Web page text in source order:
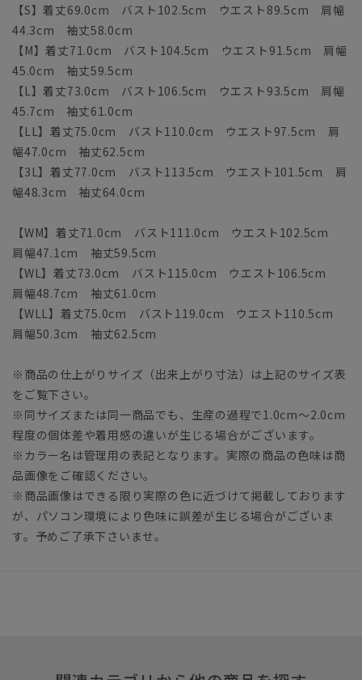
【S】着丈69.0cm バスト102.5cm ウエスト89.5cm 肩幅
44.3cm 袖丈58.0cm
【M】着丈71.0cm バスト104.5cm ウエスト91.5cm 肩幅
45.0cm 袖丈59.5cm
【L】着丈73.0cm バスト106.5cm ウエスト93.5cm 肩幅
45.7cm 袖丈61.0cm
【LL】着丈75.0cm バスト110.0cm ウエスト97.5cm 肩
幅47.0cm 袖丈62.5cm
【3L】着丈77.0cm バスト113.5cm ウエスト101.5cm 肩
幅48.3cm 袖丈64.0cm
【WM】着丈71.0cm バスト111.0cm ウエスト102.5cm
肩幅47.1cm 袖丈59.5cm
【WL】着丈73.0cm バスト115.0cm ウエスト106.5cm
肩幅48.7cm 袖丈61.0cm
【WLL】着丈75.0cm バスト119.0cm ウエスト110.5cm
肩幅50.3cm 袖丈62.5cm
※商品の仕上がりサイズ（出来上がり寸法）は上記のサイズ表
をご覧下さい。
※同サイズまたは同一商品でも、生産の過程で1.0cm～2.0cm
程度の個体差や着用感の違いが生じる場合がございます。
※カラー名は管理用の表記となります。実際の商品の色味は商
品画像をご確認ください。
※商品画像はできる限り実際の色に近づけて掲載しております
が、パソコン環境により色味に誤差が生じる場合がございま
す。予めご了承下さいませ。